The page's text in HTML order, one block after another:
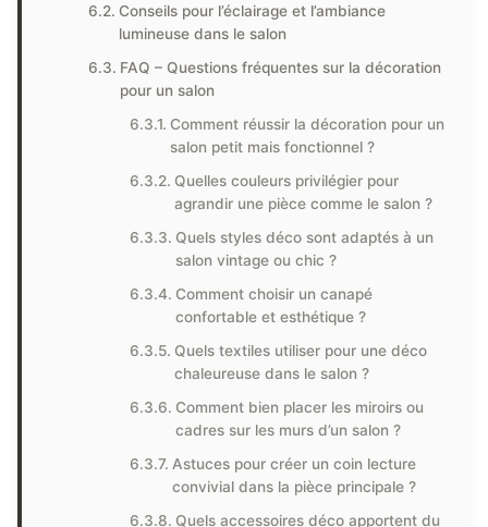
Conseils pour l’éclairage et l’ambiance
lumineuse dans le salon
FAQ – Questions fréquentes sur la décoration
pour un salon
Comment réussir la décoration pour un
salon petit mais fonctionnel ?
Quelles couleurs privilégier pour
agrandir une pièce comme le salon ?
Quels styles déco sont adaptés à un
salon vintage ou chic ?
Comment choisir un canapé
confortable et esthétique ?
Quels textiles utiliser pour une déco
chaleureuse dans le salon ?
Comment bien placer les miroirs ou
cadres sur les murs d’un salon ?
Astuces pour créer un coin lecture
convivial dans la pièce principale ?
Quels accessoires déco apportent du